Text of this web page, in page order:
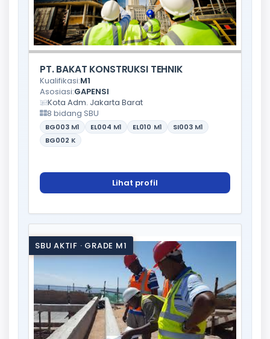
PT. BAKAT KONSTRUKSI TEHNIK
Kualifikasi:M1
Asosiasi:GAPENSI
Kota Adm. Jakarta Barat
8 bidang SBU
BG003 M1 EL004 M1 EL010 M1 SI003 M1
BG002 K
Lihat profil
SBU AKTIF · GRADE M1